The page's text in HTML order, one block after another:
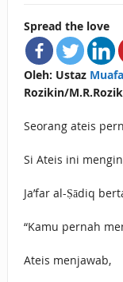
Spread the love
Oleh: Ustaz Muafa
Rozikin/
Seorang ateis
Si Ateis ini
Ja’far al-Ṣādiq
“Kamu pernah
Ateis menjawab,